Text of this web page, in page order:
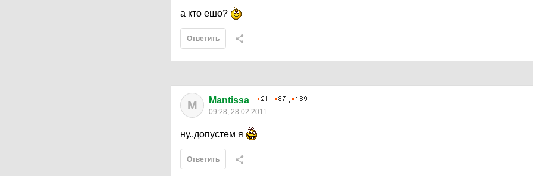
а кто ешо?
Ответить
M Mantissa
09:28, 28.02.2011
ну..допустем я
Ответить